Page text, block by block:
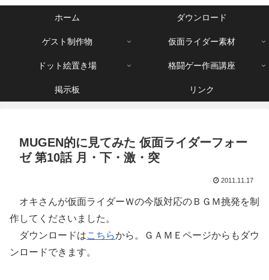
ホーム ダウンロード
ゲスト制作物 仮面ライダー素材
ドット絵置き場 格闘ゲー作画講座
掲示板 リンク
MUGEN的に見てみた 仮面ライダーフォー
ゼ 第10話 月・下・激・突
2011.11.17
オキさんが仮面ライダーＷの今版対応のＢＧＭ挑発を制
作してくださいました。
ダウンロードはこちらから。ＧＡＭＥページからもダウ
ンロードできます。